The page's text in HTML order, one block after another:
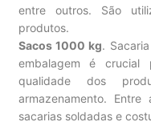
entre outros. São
produtos.
Sacos 1000 kg.
embalagem é
qualidade dos
armazenamento.
sacarias soldadas e